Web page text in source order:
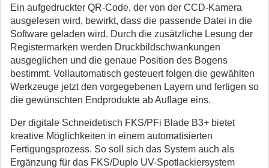
Ein aufgedruckter QR-Code, der von der CCD-Kamera
ausgelesen wird, bewirkt, dass die passende Datei in die
Software geladen wird. Durch die zusätzliche Lesung der
Registermarken werden Druckbildschwankungen
ausgeglichen und die genaue Position des Bogens
bestimmt. Vollautomatisch gesteuert folgen die gewählten
Werkzeuge jetzt den vorgegebenen Layern und fertigen so
die gewünschten Endprodukte ab Auflage eins.
Der digitale Schneidetisch FKS/PFi Blade B3+ bietet
kreative Möglichkeiten in einem automatisierten
Fertigungsprozess. So soll sich das System auch als
Ergänzung für das FKS/Duplo UV-Spotlackiersystem